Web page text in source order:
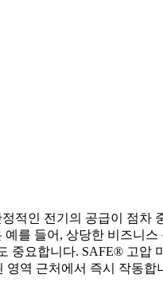
적인 전기의 공급이 점
를 들어, 상당한 비즈니
중요합니다. SAFE® 고
영역 근처에서 즉시 작동합